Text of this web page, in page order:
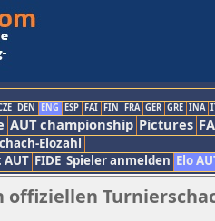
DEN ENG ESP FAI FIN FRA GER GRE INA
AUT championship Pictures
Elozahl
FIDE Spieler anmelden Elo